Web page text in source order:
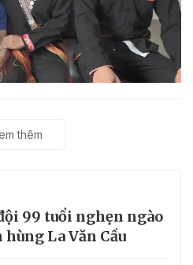
thêm
99 tuổi nghẹn ngào
La Văn Cầu